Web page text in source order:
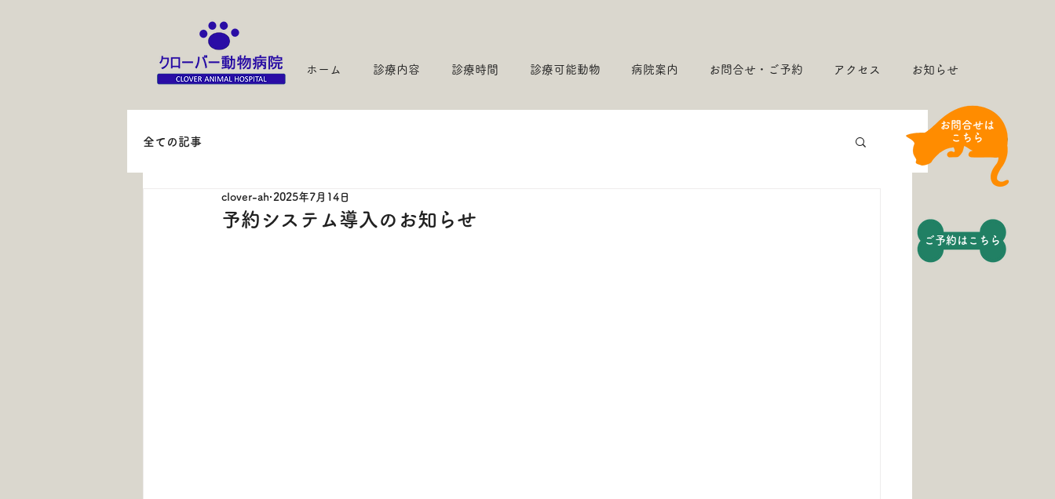
​お問合せは
こちら
​ご予約はこちら​
ホーム 診療内容 診療時間 診療可能動物 病院案内 お問合せ・ご予約 アクセス お知らせ
全ての記事
予約システム導入のお知らせ
clover-ah 2025年7月14日